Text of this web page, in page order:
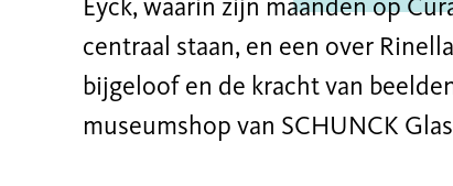
Eyck, waarin zijn maanden op
centraal staan, en een over
bijgeloof en de kracht van
museumshop van SCHUNCK